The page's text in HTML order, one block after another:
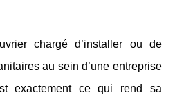
chargé d’installer ou de
au sein d’une entreprise
exactement ce qui rend sa